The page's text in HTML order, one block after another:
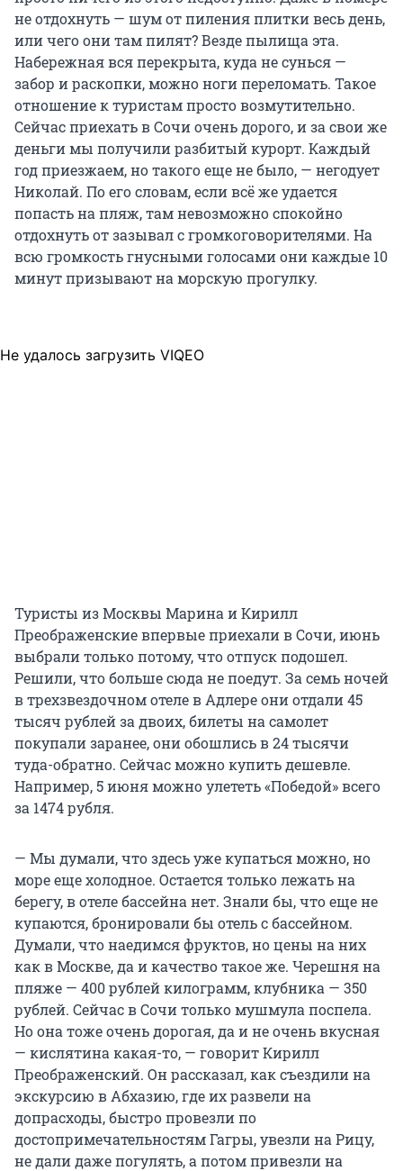
не отдохнуть — шум от пиления плитки весь день,
или чего они там пилят? Везде пылища эта.
Набережная вся перекрыта, куда не сунься —
забор и раскопки, можно ноги переломать. Такое
отношение к туристам просто возмутительно.
Сейчас приехать в Сочи очень дорого, и за свои же
деньги мы получили разбитый курорт. Каждый
год приезжаем, но такого еще не было, — негодует
Николай. По его словам, если всё же удается
попасть на пляж, там невозможно спокойно
отдохнуть от зазывал с громкоговорителями. На
всю громкость гнусными голосами они каждые 10
минут призывают на морскую прогулку.
Не удалось загрузить VIQEO
Туристы из Москвы Марина и Кирилл
Преображенские впервые приехали в Сочи, июнь
выбрали только потому, что отпуск подошел.
Решили, что больше сюда не поедут. За семь ночей
в трехзвездочном отеле в Адлере они отдали 45
тысяч рублей за двоих, билеты на самолет
покупали заранее, они обошлись в 24 тысячи
туда-обратно. Сейчас можно купить дешевле.
Например, 5 июня можно улететь «Победой» всего
за 1474 рубля.
— Мы думали, что здесь уже купаться можно, но
море еще холодное. Остается только лежать на
берегу, в отеле бассейна нет. Знали бы, что еще не
купаются, бронировали бы отель с бассейном.
Думали, что наедимся фруктов, но цены на них
как в Москве, да и качество такое же. Черешня на
пляже — 400 рублей килограмм, клубника — 350
рублей. Сейчас в Сочи только мушмула поспела.
Но она тоже очень дорогая, да и не очень вкусная
— кислятина какая-то, — говорит Кирилл
Преображенский. Он рассказал, как съездили на
экскурсию в Абхазию, где их развели на
допрасходы, быстро провезли по
достопримечательностям Гагры, увезли на Рицу,
не дали даже погулять, а потом привезли на